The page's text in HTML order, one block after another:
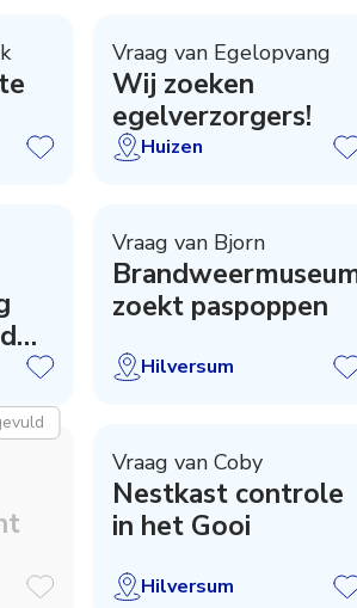
Vraag van Egelopvang
Wij zoeken
egelverzorgers!
Huizen
Vraag van Bjorn
zoekt paspoppen
Hilversum
Vraag van Coby
Nestkast controle
in het Gooi
Hilversum